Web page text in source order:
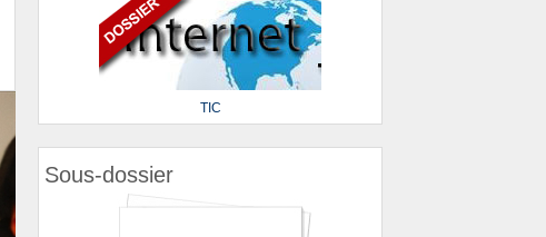
TIC
Sous-dossier